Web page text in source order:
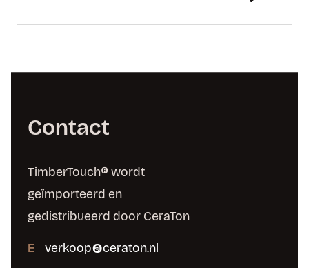
Contact
TimberTouch® wordt
geïmporteerd en
gedistribueerd door CeraTon
E verkoop@ceraton.nl